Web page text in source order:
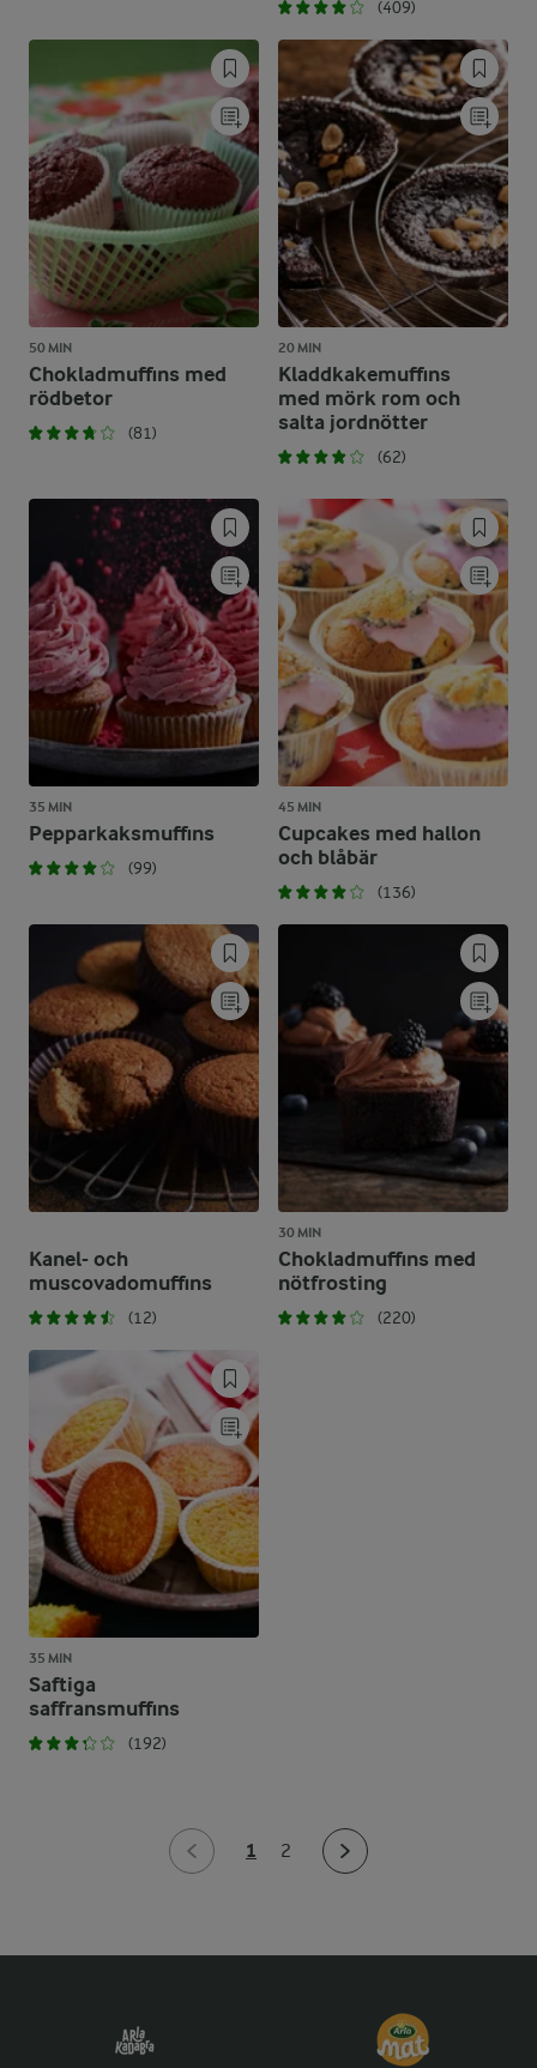
(409)
50 MIN
Chokladmuffins med
rödbetor
(81)
20 MIN
Kladdkakemuffins
med mörk rom och
salta jordnötter
(62)
35 MIN
Pepparkaksmuffins
(99)
45 MIN
Cupcakes med hallon
och blåbär
(136)
Kanel- och
muscovadomuffins
(12)
30 MIN
Chokladmuffins med
nötfrosting
(220)
35 MIN
Saftiga
saffransmuffins
(192)
1 2